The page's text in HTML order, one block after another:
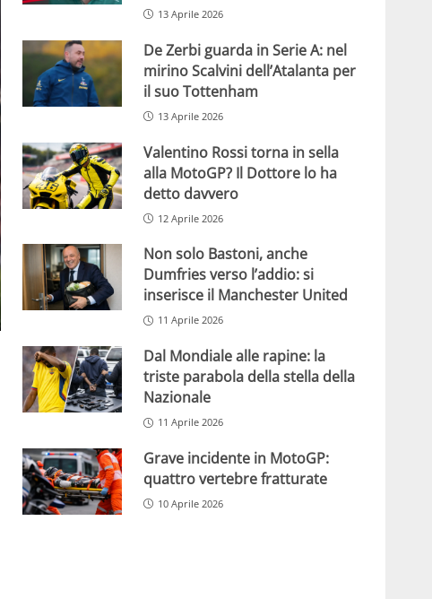
13 Aprile 2026
De Zerbi guarda in Serie A: nel
mirino Scalvini dell’Atalanta per
il suo Tottenham
13 Aprile 2026
Valentino Rossi torna in sella
alla MotoGP? Il Dottore lo ha
detto davvero
12 Aprile 2026
Non solo Bastoni, anche
Dumfries verso l’addio: si
inserisce il Manchester United
11 Aprile 2026
Dal Mondiale alle rapine: la
triste parabola della stella della
Nazionale
11 Aprile 2026
Grave incidente in MotoGP:
quattro vertebre fratturate
10 Aprile 2026